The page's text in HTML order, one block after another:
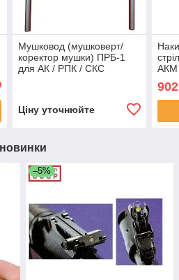
Мушковод (мушковерт/
коректор мушки) ПРБ-1
для АК / РПК / СКС
Ціну уточнюйте
АКМ
новинки
–5%